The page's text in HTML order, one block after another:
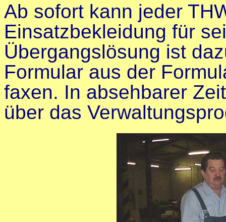
Ab sofort kann jeder
Einsatzbekleidung für
Übergangslösung ist
Formular aus der
faxen. In absehbarer
über das